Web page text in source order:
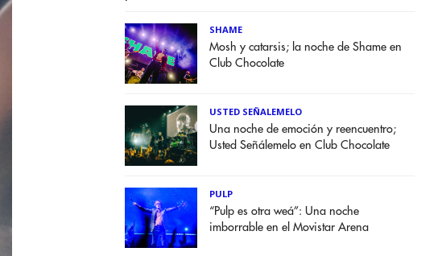
SHAME
Mosh y catarsis; la noche de Shame en
Club Chocolate
USTED SEÑALEMELO
Una noche de emoción y reencuentro;
Usted Señálemelo en Club Chocolate
PULP
“Pulp es otra weá”: Una noche
imborrable en el Movistar Arena